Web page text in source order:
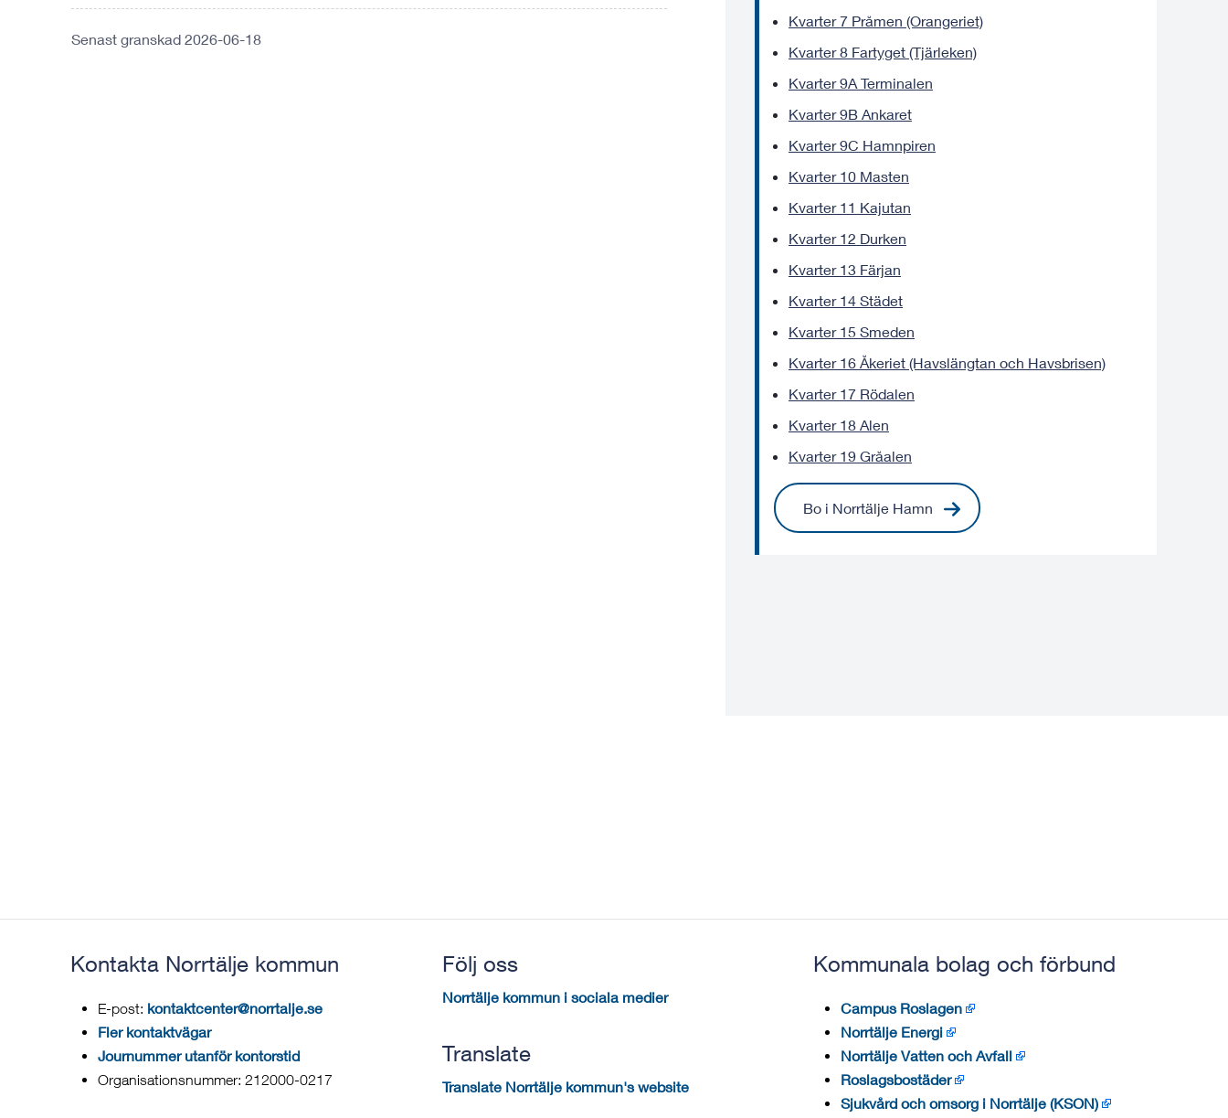
Senast granskad 2026-06-18
Kvarter 7 Pråmen (Orangeriet)
Kvarter 8 Fartyget (Tjärleken)
Kvarter 9A Terminalen
Kvarter 9B Ankaret
Kvarter 9C Hamnpiren
Kvarter 10 Masten
Kvarter 11 Kajutan
Kvarter 12 Durken
Kvarter 13 Färjan
Kvarter 14 Städet
Kvarter 15 Smeden
Kvarter 16 Åkeriet (Havslängtan och Havsbrisen)
Kvarter 17 Rödalen
Kvarter 18 Alen
Kvarter 19 Gråalen
Bo i Norrtälje Hamn
Kontakta Norrtälje kommun
E-post: kontaktcenter@norrtalje.se
Fler kontaktvägar
Journummer utanför kontorstid
Organisationsnummer: 212000-0217
Följ oss
Norrtälje kommun i sociala medier
Translate
Translate Norrtälje kommun's website
Kommunala bolag och förbund
Campus Roslagen
Norrtälje Energi
Norrtälje Vatten och Avfall
Roslagsbostäder
Sjukvård och omsorg i Norrtälje (KSON)